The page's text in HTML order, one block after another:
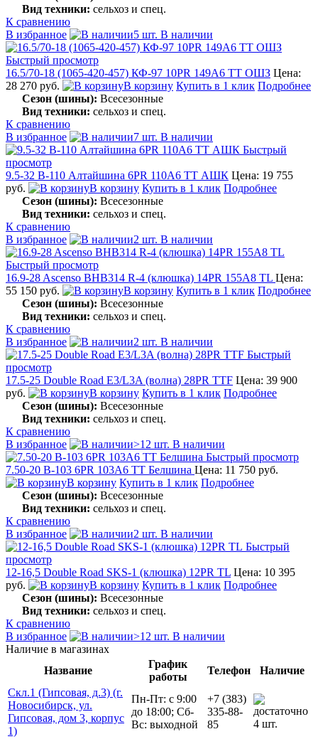
Вид техники: сельхоз и спец.
К сравнению
В избранное
5 шт. В наличии
Быстрый просмотр
16.5/70-18 (1065-420-457) КФ-97 10PR 149A6 TT ОШЗ Цена:
28 270 руб.
В корзину Купить в 1 клик Подробнее
Сезон (шины): Всесезонные
Вид техники: сельхоз и спец.
К сравнению
В избранное
7 шт. В наличии
Быстрый
просмотр
9.5-32 В-110 Алтайшина 6PR 110A6 TT АШК Цена: 19 755
руб.
В корзину Купить в 1 клик Подробнее
Сезон (шины): Всесезонные
Вид техники: сельхоз и спец.
К сравнению
В избранное
2 шт. В наличии
Быстрый просмотр
16.9-28 Ascenso BHB314 R-4 (клюшка) 14PR 155A8 TL Цена:
55 150 руб.
В корзину Купить в 1 клик Подробнее
Сезон (шины): Всесезонные
Вид техники: сельхоз и спец.
К сравнению
В избранное
2 шт. В наличии
Быстрый
просмотр
17.5-25 Double Road E3/L3A (волна) 28PR TTF Цена: 39 900
руб.
В корзину Купить в 1 клик Подробнее
Сезон (шины): Всесезонные
Вид техники: сельхоз и спец.
К сравнению
В избранное
>12 шт. В наличии
Быстрый просмотр
7.50-20 В-103 6PR 103А6 TT Белшина Цена: 11 750 руб.
В корзину Купить в 1 клик Подробнее
Сезон (шины): Всесезонные
Вид техники: сельхоз и спец.
К сравнению
В избранное
2 шт. В наличии
Быстрый
просмотр
12-16,5 Double Road SKS-1 (клюшка) 12PR TL Цена: 10 395
руб.
В корзину Купить в 1 клик Подробнее
Сезон (шины): Всесезонные
Вид техники: сельхоз и спец.
К сравнению
В избранное
>12 шт. В наличии
Наличие в магазинах
Название
График
работы
Телефон
Наличие
Скл.1 (Гипсовая, д.3) (г.
Новосибирск, ул.
Гипсовая, дом 3, корпус
1)
Пн-Пт: с 9:00
до 18:00; Сб-
Вс: выходной
+7 (383)
335-88-
85
4 шт.